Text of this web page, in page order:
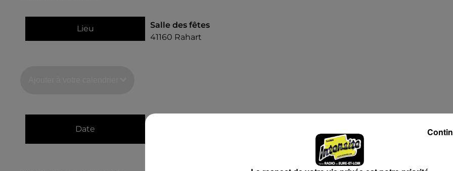
Lieu
Salle des fêtes
41160 Rahart
Date